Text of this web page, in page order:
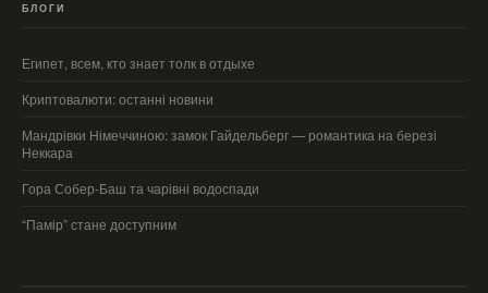
БЛОГИ
Египет, всем, кто знает толк в отдыхе
Криптовалюти: останні новини
Мандрівки Німеччиною: замок Гайдельберг — романтика на березі
Неккара
Гора Собер-Баш та чарівні водоспади
“Памір” стане доступним